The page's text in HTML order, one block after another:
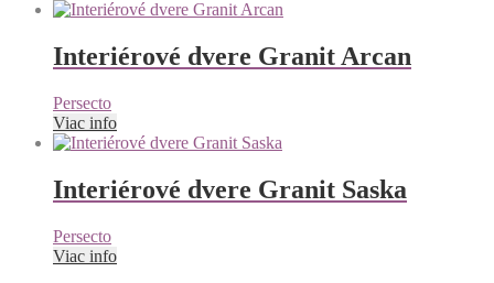
Interiérové dvere Granit Arcan
Persecto
Viac info
Interiérové dvere Granit Saska
Persecto
Viac info